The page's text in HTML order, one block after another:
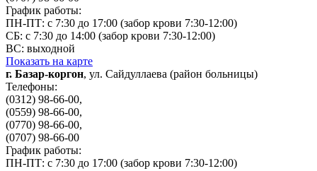
График работы:
ПН-ПТ: с 7:30 до 17:00 (забор крови 7:30-12:00)
СБ: с 7:30 до 14:00 (забор крови 7:30-12:00)
ВС: выходной
Показать на карте
г. Базар-коргон, ул. Сайдуллаева (район больницы)
Телефоны:
(0312) 98-66-00,
(0559) 98-66-00,
(0770) 98-66-00,
(0707) 98-66-00
График работы:
ПН-ПТ: с 7:30 до 17:00 (забор крови 7:30-12:00)